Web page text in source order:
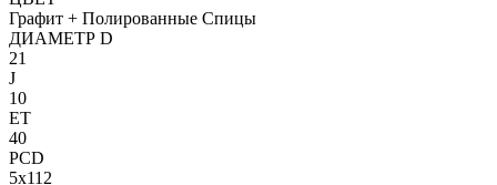
Графит + Полированные Спицы
ДИАМЕТР D
21
J
10
ET
40
PCD
5x112